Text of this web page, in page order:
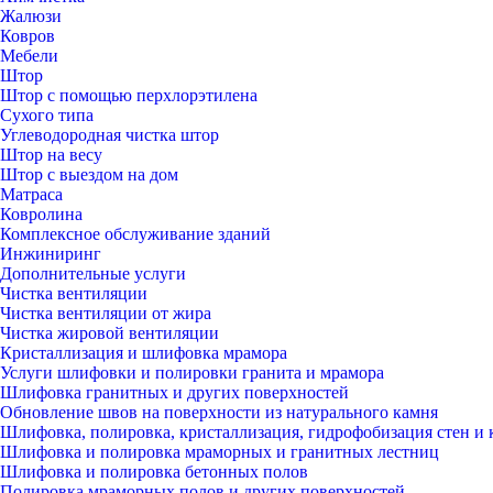
Жалюзи
Ковров
Мебели
Штор
Штор с помощью перхлорэтилена
Сухого типа
Углеводородная чистка штор
Штор на весу
Штор с выездом на дом
Матраса
Ковролина
Комплексное обслуживание зданий
Инжиниринг
Дополнительные услуги
Чистка вентиляции
Чистка вентиляции от жира
Чистка жировой вентиляции
Кристаллизация и шлифовка мрамора
Услуги шлифовки и полировки гранита и мрамора
Шлифовка гранитных и других поверхностей
Обновление швов на поверхности из натурального камня
Шлифовка, полировка, кристаллизация, гидрофобизация стен и
Шлифовка и полировка мраморных и гранитных лестниц
Шлифовка и полировка бетонных полов